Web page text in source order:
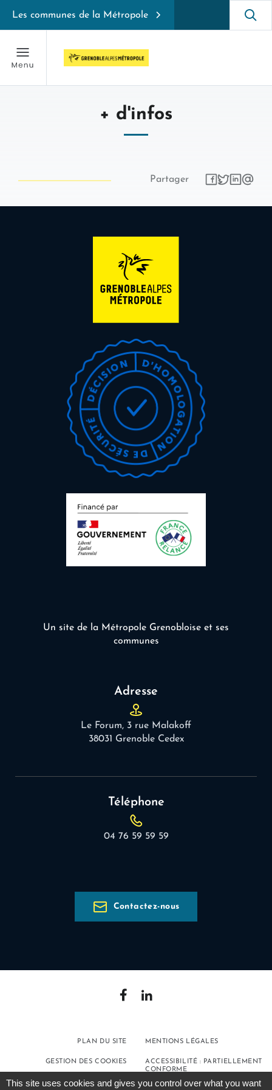
Les communes de la Métropole
+ d'infos
Partager
Un site de la Métropole Grenobloise et ses
communes
Adresse
Le Forum, 3 rue Malakoff
38031 Grenoble Cedex
Téléphone
04 76 59 59 59
Contactez-nous
PLAN DU SITE MENTIONS LÉGALES
GESTION DES COOKIES
ACCESSIBILITÉ : PARTIELLEMENT
CONFORME
This site uses cookies and gives you control over what you want